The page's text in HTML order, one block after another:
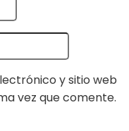
y sitio web
vez que comente.